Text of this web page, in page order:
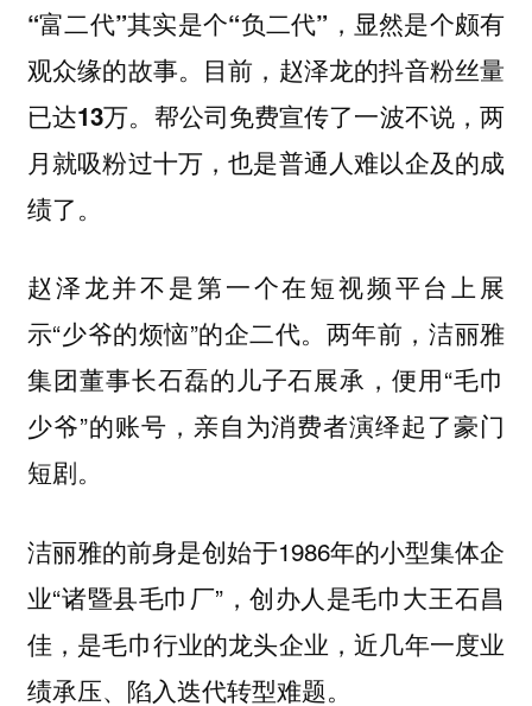
“富二代”其实是个“负二代”，显然是个颇有
观众缘的故事。目前，赵泽龙的抖音粉丝量
已达13万。帮公司免费宣传了一波不说，两
月就吸粉过十万，也是普通人难以企及的成
绩了。
赵泽龙并不是第一个在短视频平台上展
示“少爷的烦恼”的企二代。两年前，洁丽雅
集团董事长石磊的儿子石展承，便用“毛巾
少爷”的账号，亲自为消费者演绎起了豪门
短剧。
洁丽雅的前身是创始于1986年的小型集体企
业“诸暨县毛巾厂”，创办人是毛巾大王石昌
佳，是毛巾行业的龙头企业，近几年一度业
绩承压、陷入迭代转型难题。